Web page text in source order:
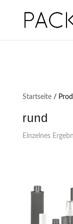
Startseite/
rund
Einzelnes